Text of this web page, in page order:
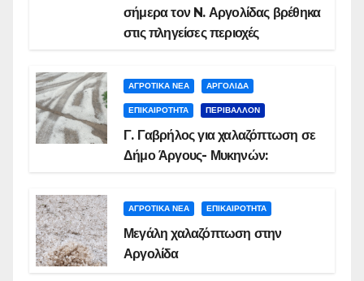
σήμερα τον N. Αργολίδας βρέθηκα
στις πληγείσες περιοχές
ΑΓΡΟΤΙΚΑ ΝΕΑ ΑΡΓΟΛΙΔΑ
ΕΠΙΚΑΙΡΟΤΗΤΑ ΠΕΡΙΒΑΛΛΟΝ
Γ. Γαβρήλος για χαλαζόπτωση σε
Δήμο Άργους- Μυκηνών:
ΑΓΡΟΤΙΚΑ ΝΕΑ ΕΠΙΚΑΙΡΟΤΗΤΑ
Μεγάλη χαλαζόπτωση στην
Αργολίδα